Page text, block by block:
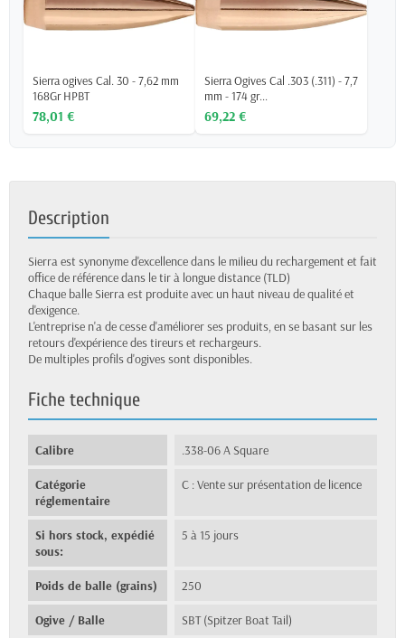
Sierra ogives Cal. 30 - 7,62 mm
168Gr HPBT
78,01 €
Sierra Ogives Cal .303 (.311) - 7,7
mm - 174 gr...
69,22 €
Description
Sierra est synonyme d'excellence dans le milieu du rechargement et fait
office de référence dans le tir à longue distance (TLD)
Chaque balle Sierra est produite avec un haut niveau de qualité et
d'exigence.
L'entreprise n'a de cesse d'améliorer ses produits, en se basant sur les
retours d'expérience des tireurs et rechargeurs.
De multiples profils d'ogives sont disponibles.
Fiche technique
Calibre .338-06 A Square
Catégorie
réglementaire
C : Vente sur présentation de licence
Si hors stock, expédié
sous:
5 à 15 jours
Poids de balle (grains) 250
Ogive / Balle SBT (Spitzer Boat Tail)